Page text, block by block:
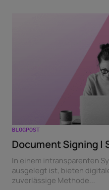
BLOGPOST
Document Signing |
In einem intransparenten
ausgelegt ist, bieten
zuverlässige Methode...